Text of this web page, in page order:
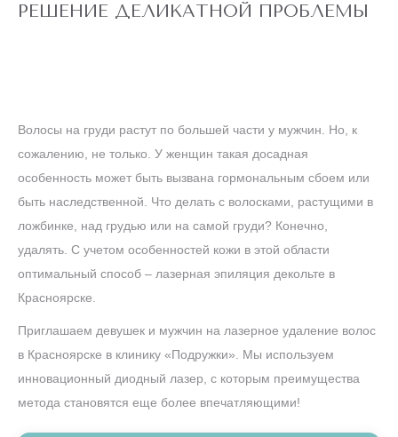
РЕШЕНИЕ ДЕЛИКАТНОЙ ПРОБЛЕМЫ
Волосы на груди растут по большей части у мужчин. Но, к
сожалению, не только. У женщин такая досадная
особенность может быть вызвана гормональным сбоем или
быть наследственной. Что делать с волосками, растущими в
ложбинке, над грудью или на самой груди? Конечно,
удалять. С учетом особенностей кожи в этой области
оптимальный способ – лазерная эпиляция декольте в
Красноярске.
Приглашаем девушек и мужчин на лазерное удаление волос
в Красноярске в клинику «Подружки». Мы используем
инновационный диодный лазер, с которым преимущества
метода становятся еще более впечатляющими!